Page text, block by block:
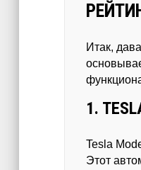
Итак,
1.
Tesla
Этот